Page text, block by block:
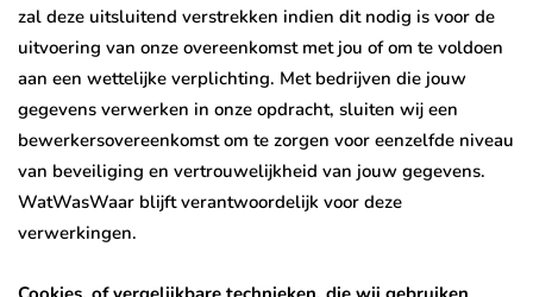
zal deze uitsluitend verstrekken indien dit nodig is voor de
uitvoering van onze overeenkomst met jou of om te voldoen
aan een wettelijke verplichting. Met bedrijven die jouw
gegevens verwerken in onze opdracht, sluiten wij een
bewerkersovereenkomst om te zorgen voor eenzelfde niveau
van beveiliging en vertrouwelijkheid van jouw gegevens.
WatWasWaar blijft verantwoordelijk voor deze
verwerkingen.